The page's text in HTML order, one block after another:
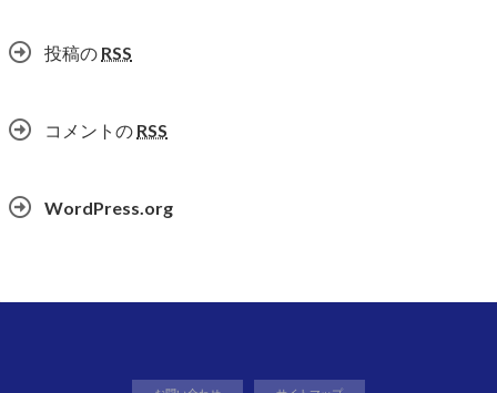
投稿の RSS
コメントの RSS
WordPress.org